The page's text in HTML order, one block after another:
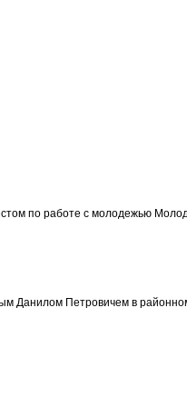
по работе с молодежью
Петровичем в